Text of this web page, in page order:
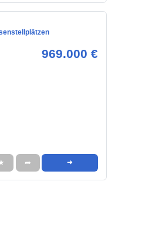
969.000 €
➦ ➜